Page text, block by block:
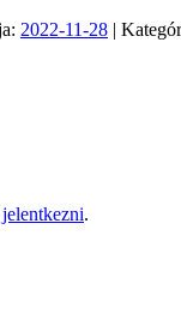
2022-11-28 |
.